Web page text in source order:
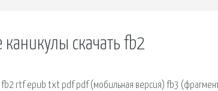
скачать fb2
: fb2 rtf epub txt pdf pdf (мобильная версия) fb3